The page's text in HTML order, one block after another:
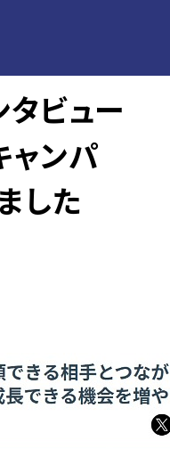
ビュー
ャンパ
した